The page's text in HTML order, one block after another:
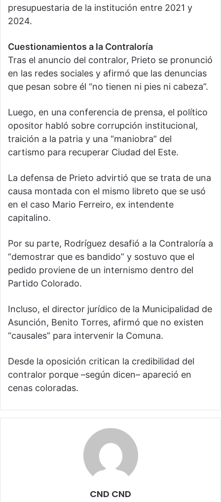
presupuestaria de la institución entre 2021 y
2024.
Cuestionamientos a la Contraloría
Tras el anuncio del contralor, Prieto se pronunció
en las redes sociales y afirmó que las denuncias
que pesan sobre él “no tienen ni pies ni cabeza”.
Luego, en una conferencia de prensa, el político
opositor habló sobre corrupción institucional,
traición a la patria y una “maniobra” del
cartismo para recuperar Ciudad del Este.
La defensa de Prieto advirtió que se trata de una
causa montada con el mismo libreto que se usó
en el caso Mario Ferreiro, ex intendente
capitalino.
Por su parte, Rodríguez desafió a la Contraloría a
“demostrar que es bandido” y sostuvo que el
pedido proviene de un internismo dentro del
Partido Colorado.
Incluso, el director jurídico de la Municipalidad de
Asunción, Benito Torres, afirmó que no existen
“causales” para intervenir la Comuna.
Desde la oposición critican la credibilidad del
contralor porque –según dicen– apareció en
cenas coloradas.
CND CND